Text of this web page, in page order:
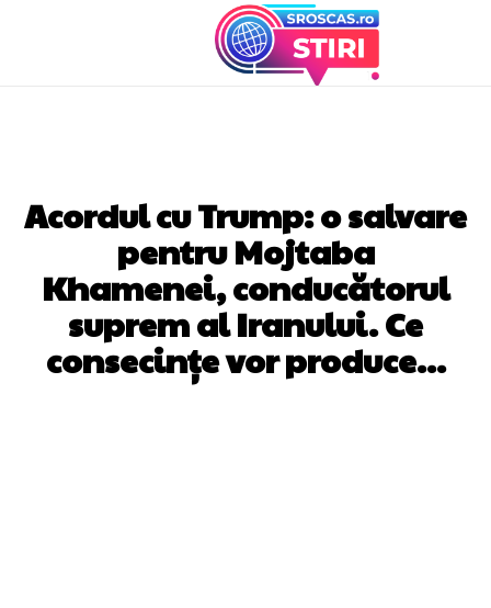
Acordul cu Trump: o salvare
pentru Mojtaba
Khamenei, conducătorul
suprem al Iranului. Ce
consecințe vor produce…